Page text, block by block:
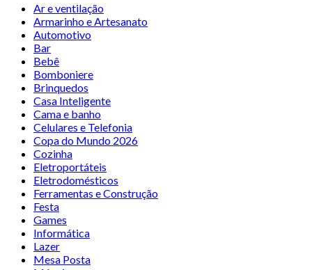
Ar e ventilação
Armarinho e Artesanato
Automotivo
Bar
Bebê
Bomboniere
Brinquedos
Casa Inteligente
Cama e banho
Celulares e Telefonia
Copa do Mundo 2026
Cozinha
Eletroportáteis
Eletrodomésticos
Ferramentas e Construção
Festa
Games
Informática
Lazer
Mesa Posta